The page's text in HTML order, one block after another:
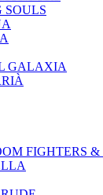
SOULS
GALAXIA
FIGHTERS